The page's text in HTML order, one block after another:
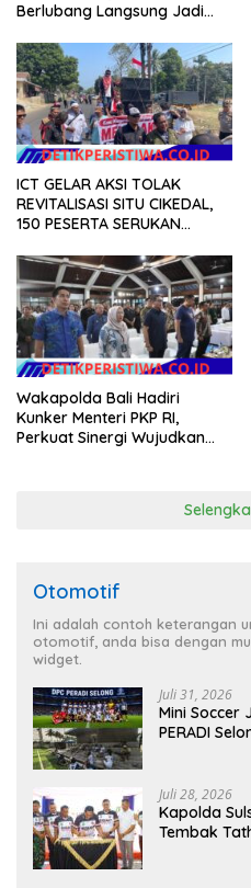
Berlubang Langsung Jadi
ICT GELAR AKSI TOLAK
REVITALISASI SITU CIKEDAL,
150 PESERTA SERUKAN
Wakapolda Bali Hadiri
Kunker Menteri PKP RI,
Perkuat Sinergi Wujudkan
Otomotif
Ini adalah contoh keterangan
otomotif, anda bisa dengan
widget.
Juli 31, 2026
Mini Soccer
PERADI
Juli 28, 2026
Kapolda
Tembak